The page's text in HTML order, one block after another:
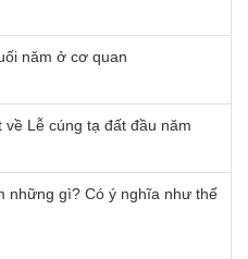
năm ở cơ quan
về Lễ cúng tạ đất đầu năm
những gì? Có ý nghĩa như thế